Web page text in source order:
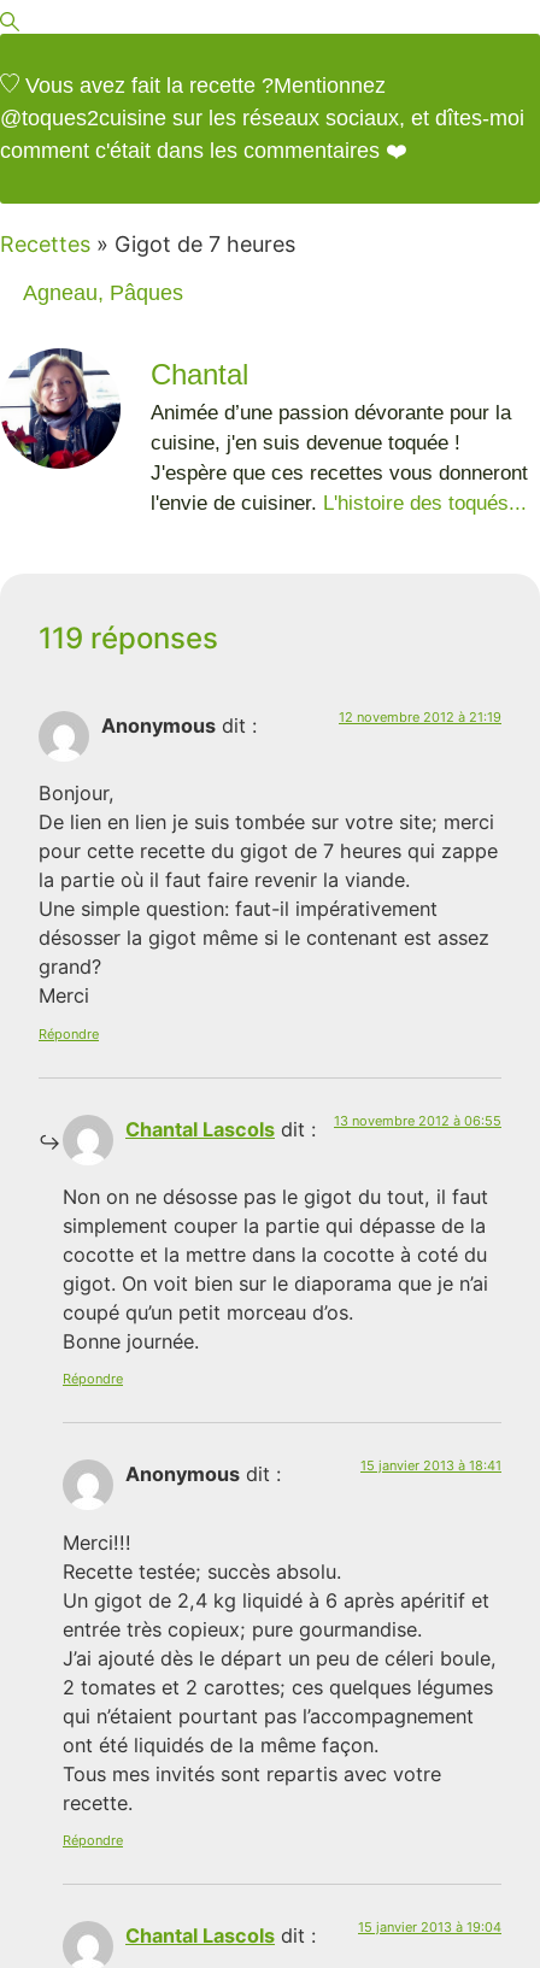
Vous avez fait la recette ?Mentionnez
@toques2cuisine sur les réseaux sociaux, et dîtes-moi
comment c'était dans les commentaires ❤️
Recettes » Gigot de 7 heures
Agneau, Pâques
Chantal
Animée d’une passion dévorante pour la
cuisine, j'en suis devenue toquée !
J'espère que ces recettes vous donneront
l'envie de cuisiner. L'histoire des toqués...
119 réponses
Anonymous dit : 12 novembre 2012 à 21:19
Bonjour,
De lien en lien je suis tombée sur votre site; merci
pour cette recette du gigot de 7 heures qui zappe
la partie où il faut faire revenir la viande.
Une simple question: faut-il impérativement
désosser la gigot même si le contenant est assez
grand?
Merci
Répondre
Chantal Lascols dit : 13 novembre 2012 à 06:55
Non on ne désosse pas le gigot du tout, il faut
simplement couper la partie qui dépasse de la
cocotte et la mettre dans la cocotte à coté du
gigot. On voit bien sur le diaporama que je n’ai
coupé qu’un petit morceau d’os.
Bonne journée.
Répondre
Anonymous dit : 15 janvier 2013 à 18:41
Merci!!!
Recette testée; succès absolu.
Un gigot de 2,4 kg liquidé à 6 après apéritif et
entrée très copieux; pure gourmandise.
J’ai ajouté dès le départ un peu de céleri boule,
2 tomates et 2 carottes; ces quelques légumes
qui n’étaient pourtant pas l’accompagnement
ont été liquidés de la même façon.
Tous mes invités sont repartis avec votre
recette.
Répondre
Chantal Lascols dit : 15 janvier 2013 à 19:04